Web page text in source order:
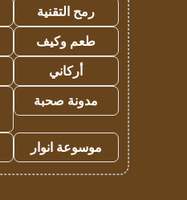
رمح التقنية
طعم وكيف
أركاني
مدونة صحبة
موسوعة انوار